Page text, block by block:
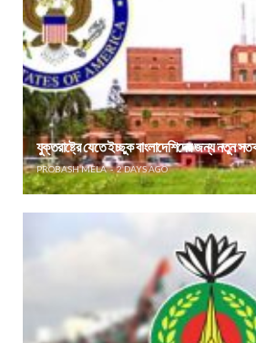
যুক্তরাষ্ট্রে যেতে ইচ্ছুক বাংলাদেশিদের জন্য নতুন
PROBASH MELA 2 DAYS AGO